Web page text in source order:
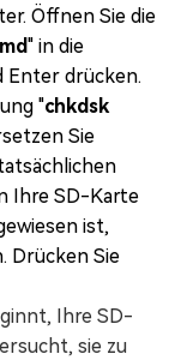
Öffnen Sie die
" in die
Enter drücken.
"chkdsk
Sie
Ihre SD-Karte
ist,
Drücken Sie
Ihre SD-
sie zu